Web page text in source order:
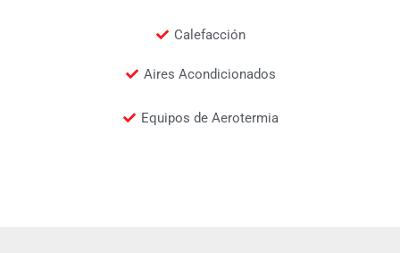
Calefacción
Aires Acondicionados
Equipos de Aerotermia